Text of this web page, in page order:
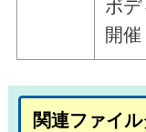
ボデ
開催
関連ファイ